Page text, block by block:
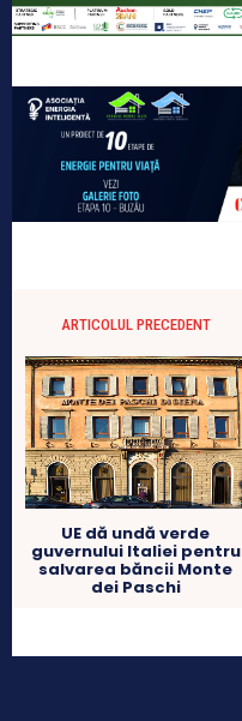
ARTICOLUL PRECEDENT
UE dă undă verde
guvernului Italiei pentru
salvarea băncii Monte
dei Paschi